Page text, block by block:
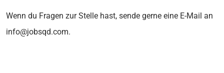
Wenn du Fragen zur Stelle hast, sende gerne eine E-Mail an
info@jobsqd.com.